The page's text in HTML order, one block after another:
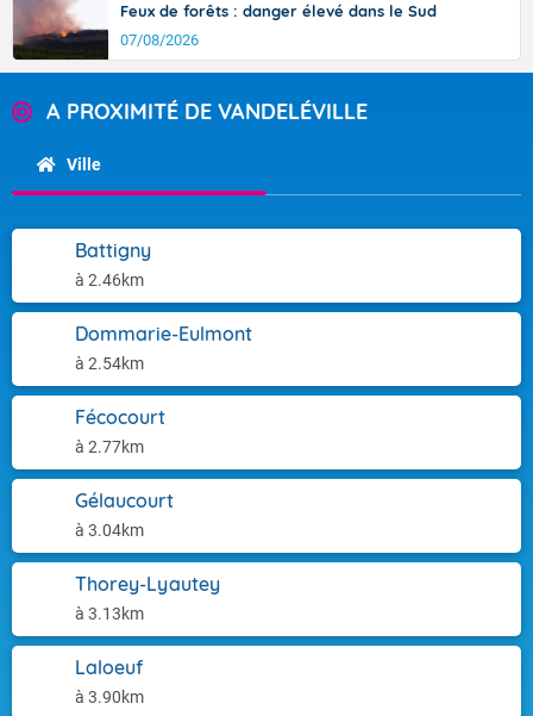
Feux de forêts : danger élevé dans le Sud
07/08/2026
A PROXIMITÉ DE VANDELÉVILLE
Ville
Battigny
à 2.46km
Dommarie-Eulmont
à 2.54km
Fécocourt
à 2.77km
Gélaucourt
à 3.04km
Thorey-Lyautey
à 3.13km
Laloeuf
à 3.90km